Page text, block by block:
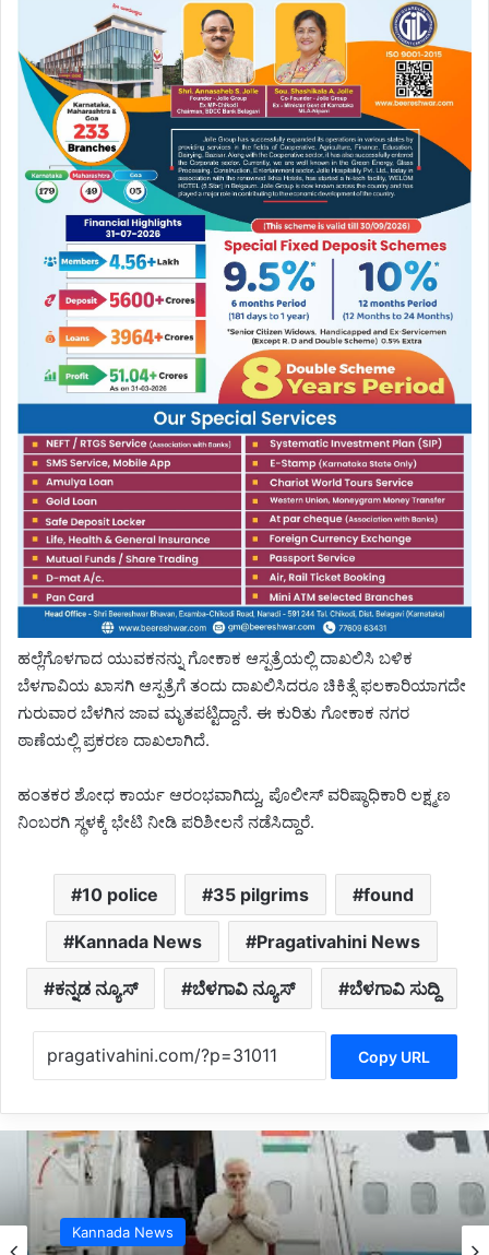
ಹಲ್ಲೆಗೊಳಗಾದ ಯುವಕನನ್ನು ಗೋಕಾಕ ಆಸ್ಪತ್ರೆಯಲ್ಲಿ ದಾಖಲಿಸಿ ಬಳಿಕ
ಬೆಳಗಾವಿಯ ಖಾಸಗಿ ಆಸ್ಪತ್ರೆಗೆ ತಂದು ದಾಖಲಿಸಿದರೂ ಚಿಕಿತ್ಸೆ ಫಲಕಾರಿಯಾಗದೇ
ಗುರುವಾರ ಬೆಳಗಿನ ಜಾವ ಮೃತಪಟ್ಟಿದ್ದಾನೆ.‌ ಈ ಕುರಿತು ಗೋಕಾಕ ನಗರ
ಠಾಣೆಯಲ್ಲಿ‌ ಪ್ರಕರಣ ದಾಖಲಾಗಿದೆ.
ಹಂತಕರ‌ ಶೋಧ ಕಾರ್ಯ ಆರಂಭವಾಗಿದ್ದು, ಪೊಲೀಸ್ ವರಿಷ್ಠಾಧಿಕಾರಿ ಲಕ್ಷ್ಮಣ
ನಿಂಬರಗಿ ಸ್ಥಳಕ್ಕೆ ಭೇಟಿ ನೀಡಿ ಪರಿಶೀಲನೆ ನಡೆಸಿದ್ದಾರೆ.
10 police 35 pilgrims found
Kannada News Pragativahini News
ಕನ್ನಡ ನ್ಯೂಸ್ ಬೆಳಗಾವಿ ನ್ಯೂಸ್ ಬೆಳಗಾವಿ ಸುದ್ದಿ
Copy URL
Belagavi News